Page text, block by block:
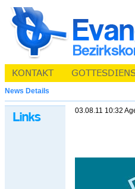
News Details
03.08.11 10:32